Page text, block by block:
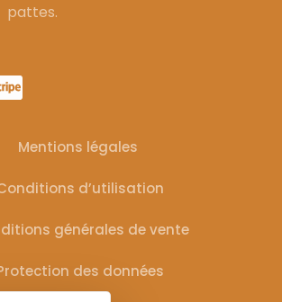
pattes.
Mentions légales
d’utilisation
générales de vente
des données